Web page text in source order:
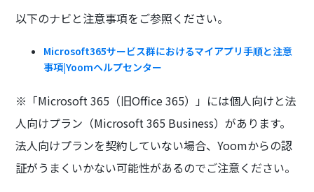
以下のナビと注意事項をご参照ください。
Microsoft365サービス群におけるマイアプリ手順と注意
事項|Yoomヘルプセンター
※「Microsoft 365（旧Office 365）」には個人向けと法
人向けプラン（Microsoft 365 Business）があります。
法人向けプランを契約していない場合、Yoomからの認
証がうまくいかない可能性があるのでご注意ください。